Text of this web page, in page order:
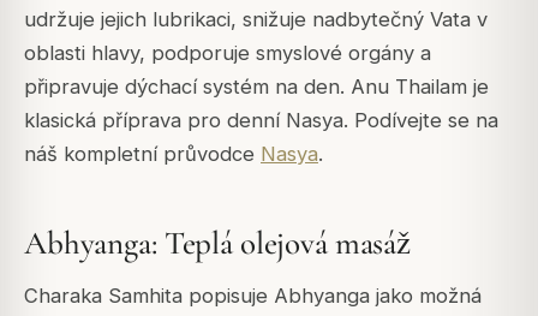
udržuje jejich lubrikaci, snižuje nadbytečný Vata v
oblasti hlavy, podporuje smyslové orgány a
připravuje dýchací systém na den. Anu Thailam je
klasická příprava pro denní Nasya. Podívejte se na
náš kompletní průvodce Nasya.
Abhyanga: Teplá olejová masáž
Charaka Samhita popisuje Abhyanga jako možná